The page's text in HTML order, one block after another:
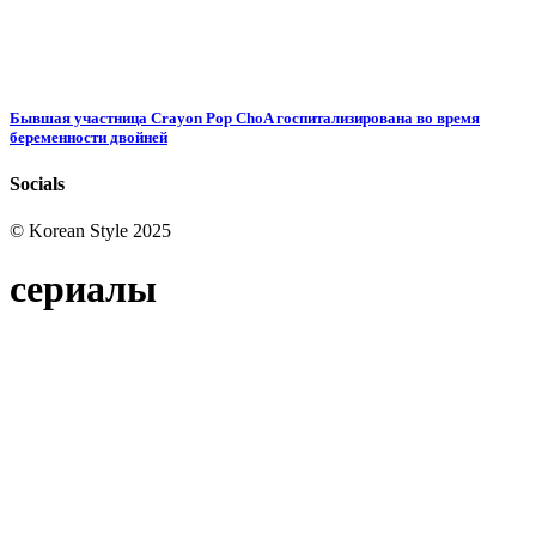
Бывшая участница Crayon Pop ChoA госпитализирована во время
беременности двойней
Socials
© Korean Style 2025
сериалы